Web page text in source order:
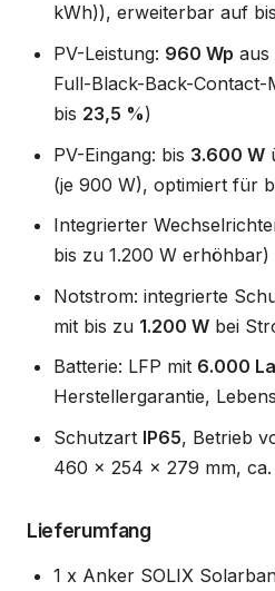
kWh)), erweiterbar auf
PV-Leistung: 960 Wp aus
Full-Black-Back-
bis 23,5 %)
PV-Eingang: bis 3.600 W
(je 900 W), optimiert für
Integrierter
bis zu 1.200 W erhöhbar)
Notstrom: integrierte
mit bis zu 1.200 W bei
Batterie: LFP mit 6.000
Herstellergarantie,
Schutzart IP65, Betrieb
460 x 254 x 279 mm, ca.
Lieferumfang
1 x Anker SOLIX